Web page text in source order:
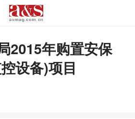
2015年购置安保
设备)项目